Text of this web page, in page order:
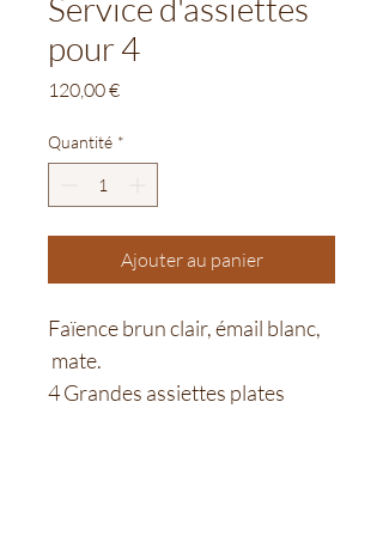
Service d'assiettes
pour 4
120,00 €Prix
Quantité *
Ajouter au panier
Faïence brun clair, émail blanc,
mate.
4 Grandes assiettes plates